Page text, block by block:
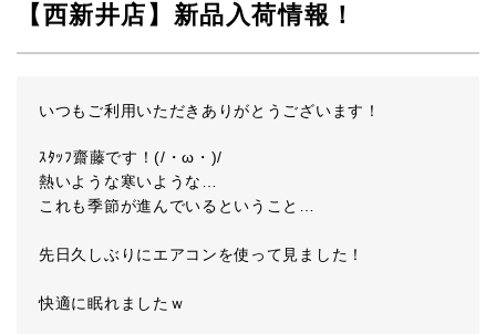
【西新井店】新品入荷情報！
いつもご利用いただきありがとうございます！
ｽﾀｯﾌ齋藤です！(/・ω・)/
熱いような寒いような…
これも季節が進んでいるということ…
先日久しぶりにエアコンを使って見ました！
快適に眠れましたｗ